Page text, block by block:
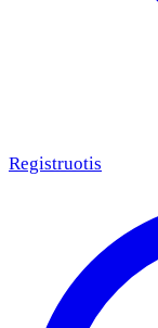
Registruotis